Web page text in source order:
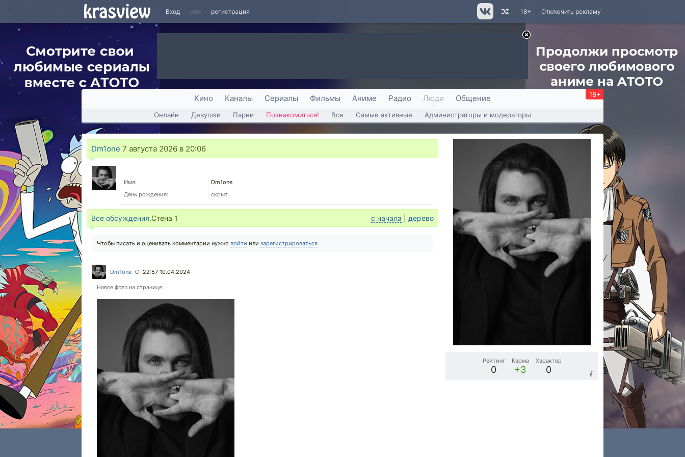
Вход или регистрация Отключить рекламу
18+
Кино Каналы Сериалы Фильмы Аниме Радио Люди Общение 18+
Онлайн Девушки Парни Познакомиться! Все Самые активные Администраторы и модераторы
Dm1one 7 августа 2026 в 20:06
Имя:
Dm1one
День рождения:
скрыт
Все обсуждения.Стена 1 с начала дерево
Чтобы писать и оценивать комментарии нужно войти или зарегистрироваться
Dm1one ○ 22:57 10.04.2024
Новое фото на странице:
Рейтинг
0
Карма
+3
Характер
0